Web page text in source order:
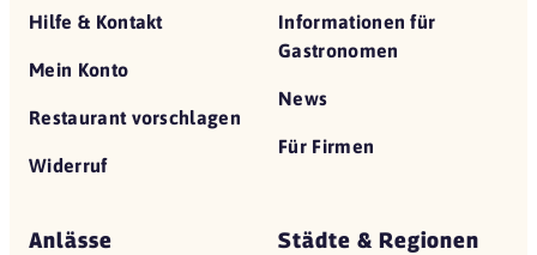
Hilfe & Kontakt
Mein Konto
Restaurant vorschlagen
Widerruf
Informationen für
Gastronomen
News
Für Firmen
Anlässe Städte & Regionen